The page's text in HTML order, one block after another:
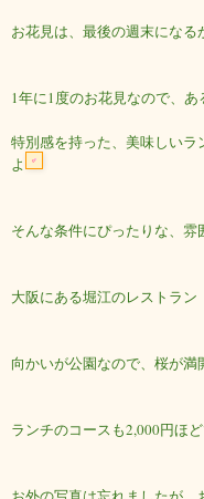
お花見は、最後の週末になる
1年に1度のお花見なので、あ
特別感を持った、美味しい
よ
そんな条件にぴったりな、
大阪にある堀江のレストラン
向かいが公園なので、桜が
ランチのコースも2,000円ほ